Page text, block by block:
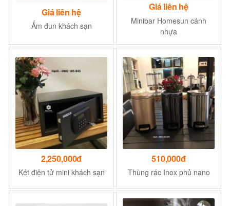
Giá liên hệ
Ấm đun khách sạn
Giá liên hệ
Minibar Homesun cánh
nhựa
2,250,000đ
Két điện tử mini khách sạn
510,000đ
Thùng rác Inox phủ nano